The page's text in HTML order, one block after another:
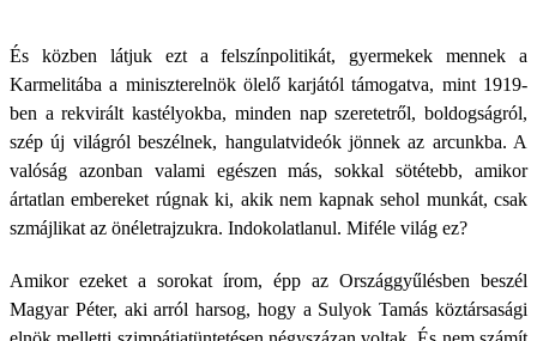
És közben látjuk ezt a felszínpolitikát, gyermekek mennek a
Karmelitába a miniszterelnök ölelő karjától támogatva, mint 1919-
ben a rekvirált kastélyokba, minden nap szeretetről, boldogságról,
szép új világról beszélnek, hangulatvideók jönnek az arcunkba. A
valóság azonban valami egészen más, sokkal sötétebb, amikor
ártatlan embereket rúgnak ki, akik nem kapnak sehol munkát, csak
szmájlikat az önéletrajzukra. Indokolatlanul. Miféle világ ez?
Amikor ezeket a sorokat írom, épp az Országgyűlésben beszél
Magyar Péter, aki arról harsog, hogy a Sulyok Tamás köztársasági